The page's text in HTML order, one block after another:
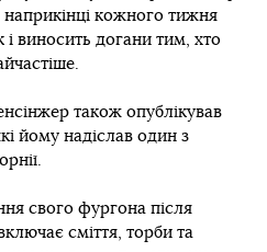
наприкінці кожного тижня
і виносить догани тим, хто
також опублікував
йому надіслав один з
свого фургона після
сміття, торби та